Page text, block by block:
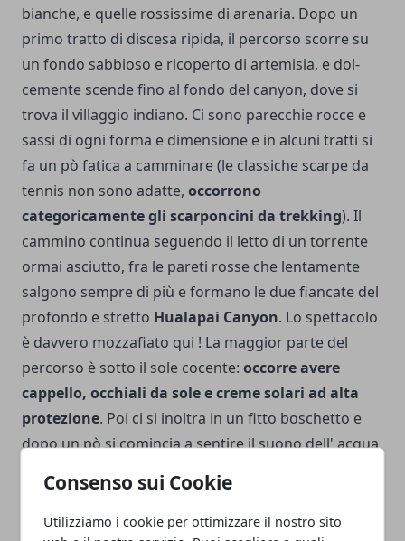
Consenso sui Cookie
Utilizziamo i cookie per ottimizzare il nostro sito
bianche, e quel­le rossissime di arenaria. Dopo un
primo tratto di discesa ripida, il per­corso scorre su
un fondo sabbioso e ricoperto di artemisia, e dol­
cemente scende fino al fondo del canyon, dove si
trova il villaggio indiano. Ci sono parecchie rocce e
sassi di ogni forma e dimensione e in alcuni tratti si
fa un pò fatica a camminare (le classiche scar­pe da
tennis non sono adatte, occorrono
categoricamente gli scarponcini da trekking). Il
cammino continua seguendo il letto di un torrente
ormai asciutto, fra le pareti rosse che lentamente
salgono sempre di più e formano le due fiancate del
profondo e stretto Hualapai Canyon. Lo spettacolo
è davvero mozzafiato qui ! La maggior parte del
percorso è sotto il sole cocente: occor­re avere
cappello, occhiali da sole e creme solari ad alta
protezione. Poi ci si inoltra in un fitto boschetto e
dopo un pò si comincia a sen­tire il suono dell' acqua
crepe della roccia.Il torrente ha un colore blu-
verde mera­viglioso. Dopo una breve salita ci si